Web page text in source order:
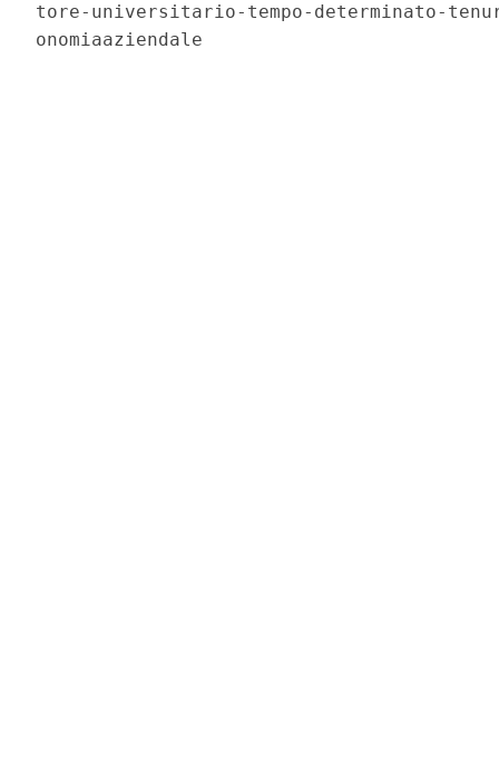
tore-universitario-tempo-determinato-
onomiaaziendale